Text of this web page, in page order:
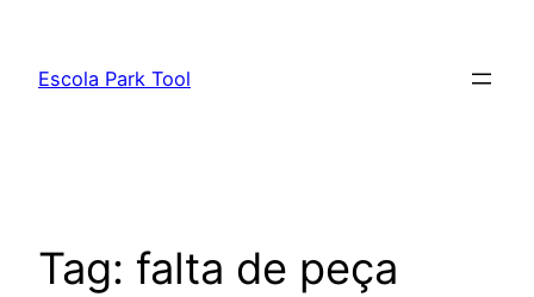
Escola Park Tool
Tag: falta de peça